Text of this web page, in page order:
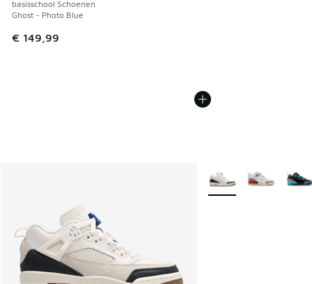
basisschool Schoenen
Ghost - Photo Blue
€ 149,99
Meer kleuren